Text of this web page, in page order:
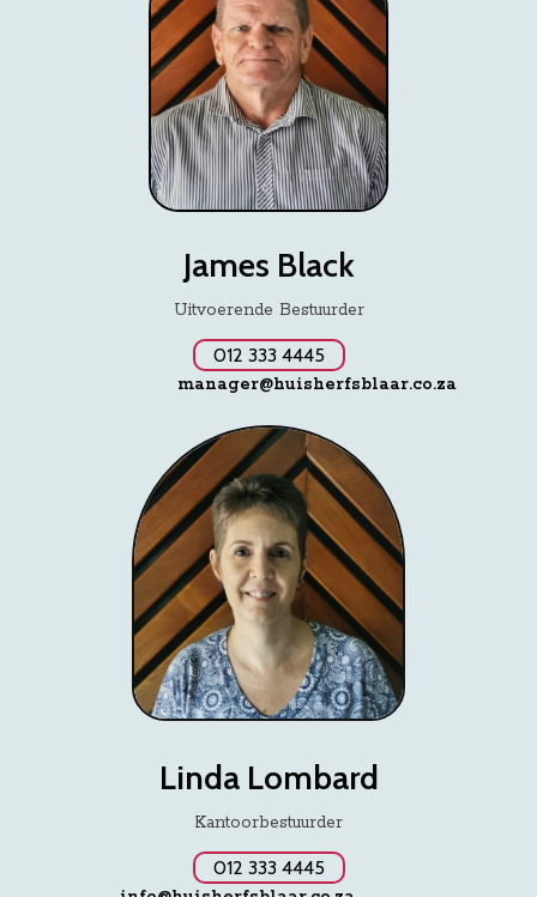
James Black
Uitvoerende Bestuurder
012 333 4445
manager@huisherfsblaar.co.za
Linda Lombard
Kantoorbestuurder
012 333 4445